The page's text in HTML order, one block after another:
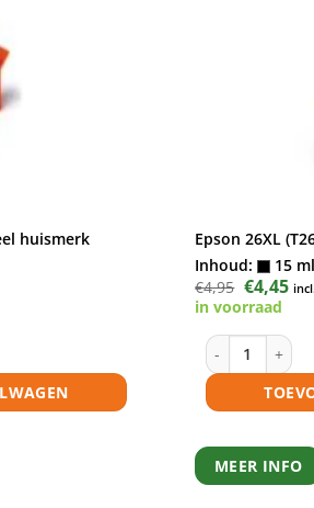
huismerk
huismerk aantal
Epson 26XL
Inhoud:
15 ml
€4,95
prijs
was:
€4,45
in voorraad
Epson 26XL
MEER INFO